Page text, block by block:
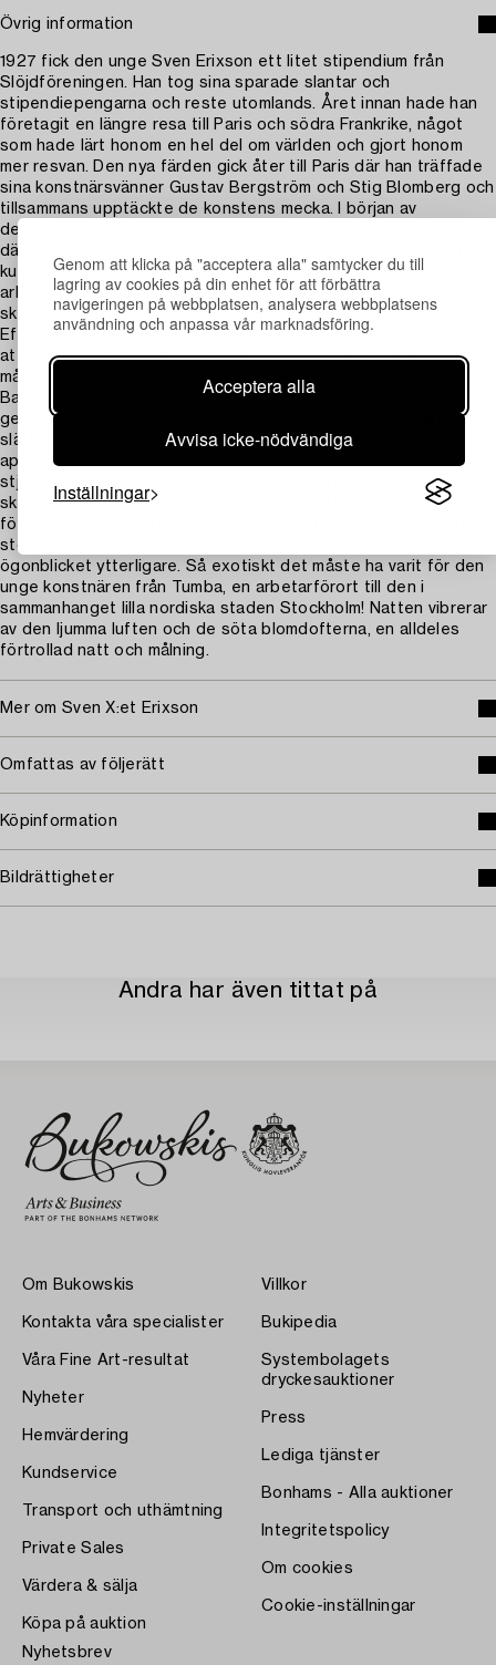
Genom att klicka på "acceptera alla" samtycker du till
lagring av cookies på din enhet för att förbättra
navigeringen på webbplatsen, analysera webbplatsens
användning och anpassa vår marknadsföring.
Acceptera alla
Avvisa icke-nödvändiga
Inställningar
Övrig information
1927 fick den unge Sven Erixson ett litet stipendium från
Slöjdföreningen. Han tog sina sparade slantar och
stipendiepengarna och reste utomlands. Året innan hade han
företagit en längre resa till Paris och södra Frankrike, något
som hade lärt honom en hel del om världen och gjort honom
mer resvan. Den nya färden gick åter till Paris där han träffade
sina konstnärsvänner Gustav Bergström och Stig Blomberg och
tillsammans upptäckte de konstens mecka. I början av
december 1927 for han ensam vidare till Spanien och Madrid,
där han påverkades enormt av konstnären Goyas verk som han
kunde beskåda på Pradomuseet. I många av sina senare
arbeten finns Goya närvarande, X:et blev liksom sin läromästare
skicklig på att sammansmälta reala och symboliska element.
Efter Madrid gick resan vidare till Toledo, Sevilla, Granada för
att på nyårsafton anlända till Valencia, där han stannade en hel
månad. I Valencia lärde han känna direktören för Svenska
Banankompaniets importavdelning, Gottfrid Torbjörnsson och
genom hans försorg fick han uppleva den berömda ”Huertan”,
slätten runt Valencia och stifta bekantskap med
apelsinpackhusen. Det är i Valencia som ”Under spansk
stjärnhimmel” tillkommer, troligen precis efter ankomsten. En
skimrande natt, blåsvart med gnistrande stjärnor och ett
förälskat par som står hänförda framför fontänen i parken där
stora svajande palmer och röda blommor bidrar till att förgylla
ögonblicket ytterligare. Så exotiskt det måste ha varit för den
unge konstnären från Tumba, en arbetarförort till den i
sammanhanget lilla nordiska staden Stockholm! Natten vibrerar
av den ljumma luften och de söta blomdofterna, en alldeles
förtrollad natt och målning.
Mer om Sven X:et Erixson
Omfattas av följerätt
Köpinformation
Bildrättigheter
Andra har även tittat på
Om Bukowskis
Kontakta våra specialister
Våra Fine Art-resultat
Nyheter
Hemvärdering
Kundservice
Transport och uthämtning
Private Sales
Värdera & sälja
Köpa på auktion
Villkor
Bukipedia
Systembolagets
dryckesauktioner
Press
Lediga tjänster
Bonhams - Alla auktioner
Integritetspolicy
Om cookies
Cookie-inställningar
Nyhetsbrev